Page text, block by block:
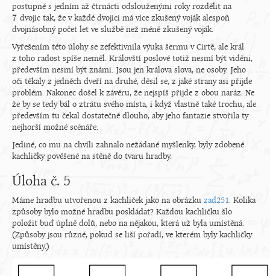
postupně s jedním až čtrnácti odslouženými roky rozdělit na
7
7 dvojic tak, že v každé dvojici má více zkušený voják alespoň
dvojnásobný počet let ve službě než méně zkušený voják.
Vyřešením této úlohy se zefektivnila výuka šermu v Cirtě, ale král
z toho radost spíše neměl. Královští poslové totiž nesmí být viděni,
především nesmí být známi. Jsou jen králova slova, ne osoby. Jeho
oči těkaly z jedněch dveří na druhé, děsil se, z jaké strany asi přijde
problém. Nakonec došel k závěru, že nejspíš přijde z obou naráz. Ne
že by se tedy bál o ztrátu svého místa, i když vlastně také trochu, ale
především tu čekal dostatečně dlouho, aby jeho fantazie stvořila ty
nejhorší možné scénáře.
Jediné, co mu na chvíli zahnalo nežádané myšlenky, byly zdobené
kachličky pověšené na stěně do tvaru hradby.
Úloha č. 5
Máme hradbu utvořenou z kachliček jako na obrázku zad251. Kolika
způsoby bylo možné hradbu poskládat? Každou kachličku šlo
položit buď úplně dolů, nebo na nějakou, která už byla umístěná.
(Způsoby jsou různé, pokud se liší pořadí, ve kterém byly kachličky
umístěny.)